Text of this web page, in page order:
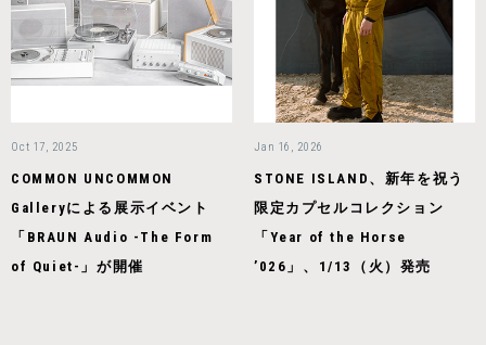
Oct 17, 2025
COMMON UNCOMMON
Galleryによる展示イベント
「BRAUN Audio -The Form
of Quiet-」が開催
Jan 16, 2026
STONE ISLAND、新年を祝う
限定カプセルコレクション
「Year of the Horse
’026」、1/13（火）発売